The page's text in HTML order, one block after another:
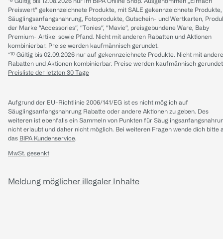
Preiswert“ gekennzeichnete Produkte, mit SALE gekennzeichnete Produkte,
Säuglingsanfangsnahrung, Fotoprodukte, Gutschein- und Wertkarten,
der Marke “Accessories“, “Tonies“, “Mavie“, preisgebundene Ware, Baby
Premium- Artikel sowie Pfand. Nicht mit anderen Rabatten und Aktionen
kombinierbar. Preise werden kaufmännisch gerundet.
*¹⁰ Gültig bis 02.09.2026 nur auf gekennzeichnete Produkte. Nicht mit
Rabatten und Aktionen kombinierbar. Preise werden kaufmännisch
Preisliste der letzten 30 Tage
Aufgrund der EU-Richtlinie 2006/141/EG ist es nicht möglich auf
Säuglingsanfangsnahrung Rabatte oder andere Aktionen zu geben. Des
weiteren ist ebenfalls ein Sammeln von Punkten für
nicht erlaubt und daher nicht möglich. Bei weiteren Fragen wende dich bitte
das BIPA Kundenservice.
MwSt. gesenkt
Meldung möglicher illegaler Inhalte